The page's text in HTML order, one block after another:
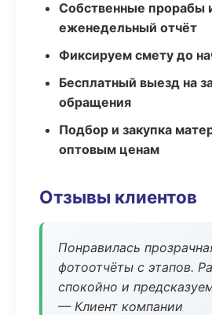
Собственные прорабы
еженедельный отчёт
Фиксируем смету до
Бесплатный выезд на
обращения
Подбор и закупка
оптовым ценам
Отзывы клиентов
Понравилась
фотоотчёты с этапов.
спокойно и
— Клиент компании